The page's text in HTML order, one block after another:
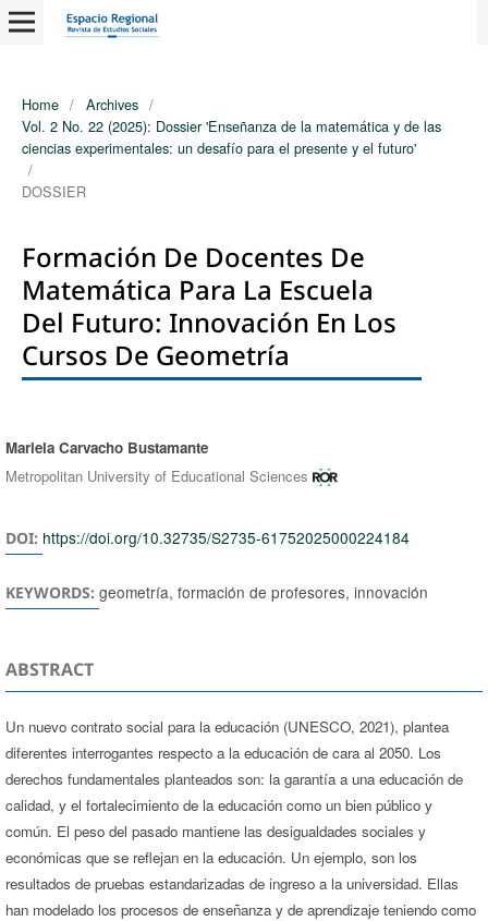
Home / Archives /
Vol. 2 No. 22 (2025): Dossier 'Enseñanza de la matemática y de las
ciencias experimentales: un desafío para el presente y el futuro'
/
DOSSIER
Formación De Docentes De
Matemática Para La Escuela
Del Futuro: Innovación En Los
Cursos De Geometría
Authors
Mariela Carvacho Bustamante
Metropolitan University of Educational Sciences
DOI: https://doi.org/10.32735/S2735-61752025000224184
KEYWORDS: geometría, formación de profesores, innovación
ABSTRACT
Un nuevo contrato social para la educación (UNESCO, 2021), plantea
diferentes interrogantes respecto a la educación de cara al 2050. Los
derechos fundamentales planteados son: la garantía a una educación de
calidad, y el fortalecimiento de la educación como un bien público y
común. El peso del pasado mantiene las desigualdades sociales y
económicas que se reflejan en la educación. Un ejemplo, son los
resultados de pruebas estandarizadas de ingreso a la universidad. Ellas
han modelado los procesos de enseñanza y de aprendizaje teniendo como